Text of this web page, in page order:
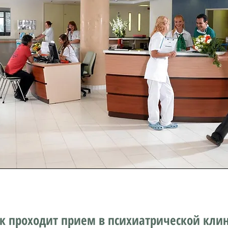
проходит прием в психиатрической